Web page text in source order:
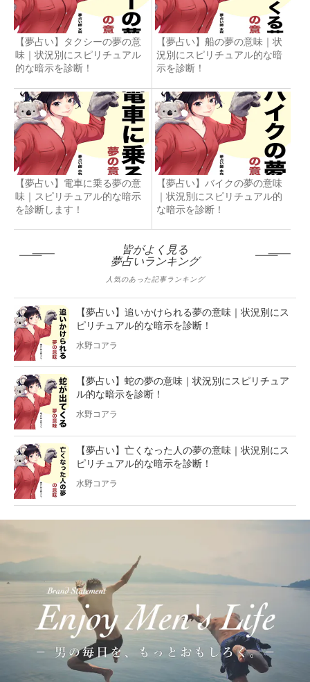
【夢占い】タクシーの夢の意
味｜状況別にスピリチュアル
的な暗示を診断！
【夢占い】船の夢の意味｜状
況別にスピリチュアル的な暗
示を診断！
【夢占い】電車に乗る夢の意
味｜スピリチュアル的な暗示
を診断します！
【夢占い】バイクの夢の意味
｜状況別にスピリチュアル的
な暗示を診断！
皆がよく見る
夢占いランキング
人気のあった記事ランキング
【夢占い】追いかけられる夢の意味｜状況別にス
ピリチュアル的な暗示を診断！
水野コアラ
【夢占い】蛇の夢の意味｜状況別にスピリチュア
ル的な暗示を診断！
水野コアラ
【夢占い】亡くなった人の夢の意味｜状況別にス
ピリチュアル的な暗示を診断！
水野コアラ